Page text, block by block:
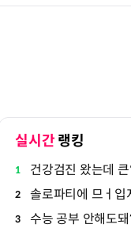
실시간 랭킹
1 건강검진 왔는데
2 솔로파티에 므ㅓ입
3 수능 공부 안해도돼